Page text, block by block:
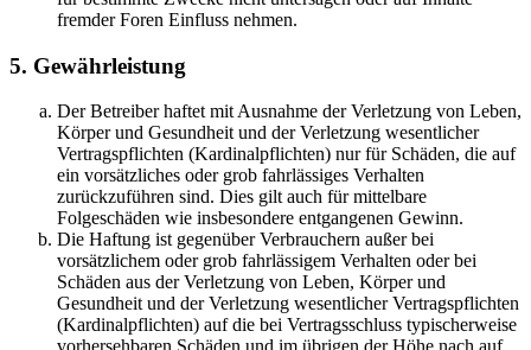
fremder Foren Einfluss nehmen.
5. Gewährleistung
Der Betreiber haftet mit Ausnahme der Verletzung von Leben,
Körper und Gesundheit und der Verletzung wesentlicher
Vertragspflichten (Kardinalpflichten) nur für Schäden, die auf
ein vorsätzliches oder grob fahrlässiges Verhalten
zurückzuführen sind. Dies gilt auch für mittelbare
Folgeschäden wie insbesondere entgangenen Gewinn.
Die Haftung ist gegenüber Verbrauchern außer bei
vorsätzlichem oder grob fahrlässigem Verhalten oder bei
Schäden aus der Verletzung von Leben, Körper und
Gesundheit und der Verletzung wesentlicher Vertragspflichten
(Kardinalpflichten) auf die bei Vertragsschluss typischerweise